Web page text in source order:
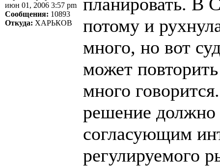
июн 01, 2006 3:57 pm
Сообщения: 10893
Откуда: ХАРЬКОВ
потому и
много, но вот
может
много
решение
согласующим
регулируемого